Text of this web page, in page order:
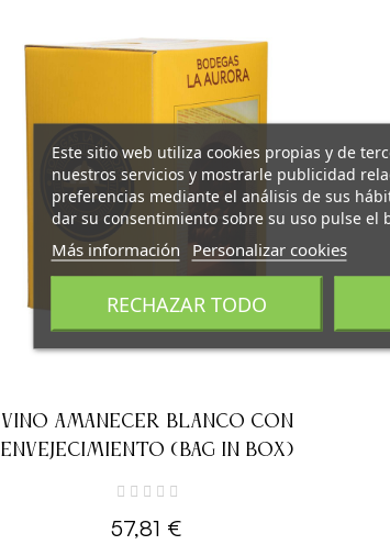
VINO AMANECER BLANCO CON
ENVEJECIMIENTO (BAG IN BOX)
57,81 €
Este sitio web utiliza cookies propias y de
nuestros servicios y mostrarle publicidad
preferencias mediante el análisis de sus
dar su consentimiento sobre su uso pulse el
Más información Personalizar cookies
RECHAZAR TODO